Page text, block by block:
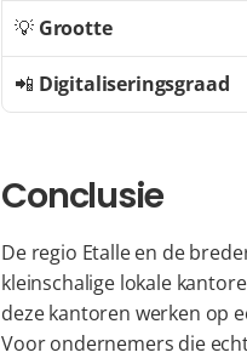
💡 Grootte
📲 Digitaliseringsgraad
Conclusie
De regio Etalle en de
kleinschalige lokale
deze kantoren werken op
Voor ondernemers die